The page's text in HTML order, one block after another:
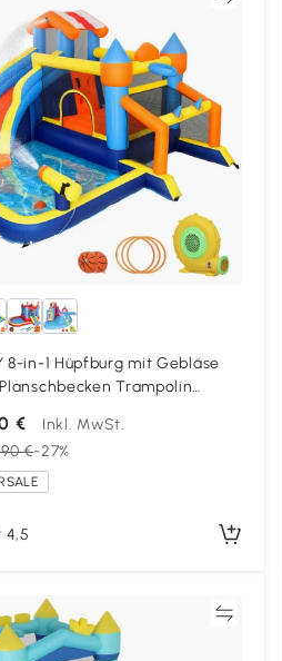
8-in-1 Hüpfburg mit Gebläse
Trampolin
für Indoor Outdoor
Mehrfarbig
€
Inkl. MwSt.
€-27%
4,5